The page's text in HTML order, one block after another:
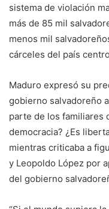
sistema de violación
más de 85 mil
menos mil
cárceles del país
Maduro expresó su
gobierno salvadoreño
parte de los familiares
democracia? ¿Es
mientras criticaba a
y Leopoldo López por
del gobierno